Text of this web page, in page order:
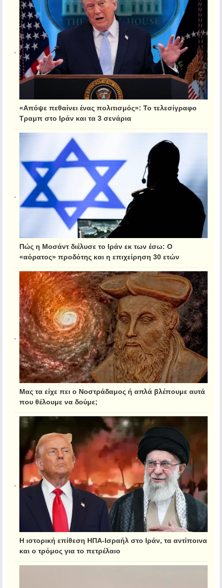
«Απόψε πεθαίνει ένας πολιτισμός»: Το τελεσίγραφο
Τραμπ στο Ιράν και τα 3 σενάρια
Πώς η Μοσάντ διέλυσε το Ιράν εκ των έσω: Ο
«αόρατος» προδότης και η επιχείρηση 30 ετών
Μας τα είχε πει ο Νοστράδαμος ή απλά βλέπουμε αυτά
που θέλουμε να δούμε;
Η ιστορική επίθεση ΗΠΑ-Ισραήλ στο Ιράν, τα αντίποινα
και ο τρόμος για το πετρέλαιο